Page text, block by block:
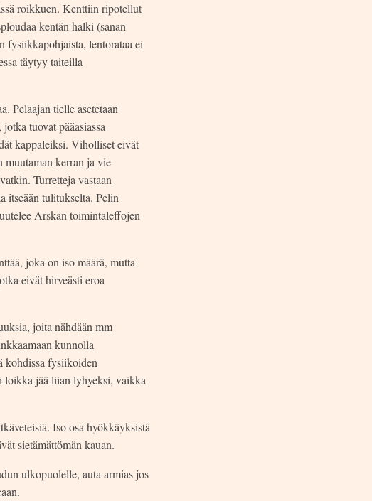
roikkuen. Kenttiin ripotellut
kentän halki (sanan
fysiikkapohjaista, lentorataa ei
täytyy taiteilla
Pelaajan tielle asetetaan
tuovat pääasiassa
kappaleiksi. Viholliset eivät
muutaman kerran ja vie
Turretteja vastaan
itseään tulitukselta. Pelin
Arskan toimintaleffojen
joka on iso määrä, mutta
eivät hirveästi eroa
joita nähdään mm
kunnolla
kohdissa fysiikoiden
loikka jää liian lyhyeksi, vaikka
Iso osa hyökkäyksistä
sietämättömän kauan.
ulkopuolelle, auta armias jos